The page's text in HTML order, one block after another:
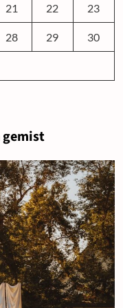
21 22 23
28 29 30
gemist